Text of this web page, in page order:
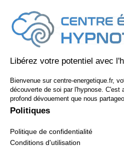
Libérez votre potentiel avec
Bienvenue sur centre-energetique.fr,
découverte de soi par l'hypnose. C'est
profond dévouement que nous
Politiques
Politique de confidentialité
Conditions d'utilisation